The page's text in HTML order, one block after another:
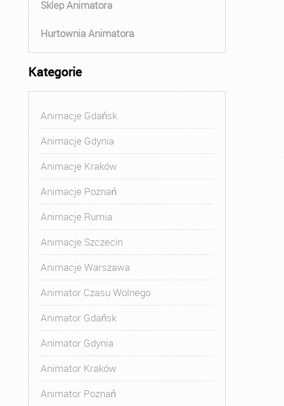
Kurs Animatora Gdynia,Kurs Animatora Katowice
Sklep Animatora
Hurtownia Animatora
Kategorie
Animacje Gdańsk
Animacje Gdynia
Animacje Kraków
Animacje Poznań
Animacje Rumia
Animacje Szczecin
Animacje Warszawa
Animator Czasu Wolnego
Animator Gdańsk
Animator Gdynia
Animator Kraków
Animator Poznań